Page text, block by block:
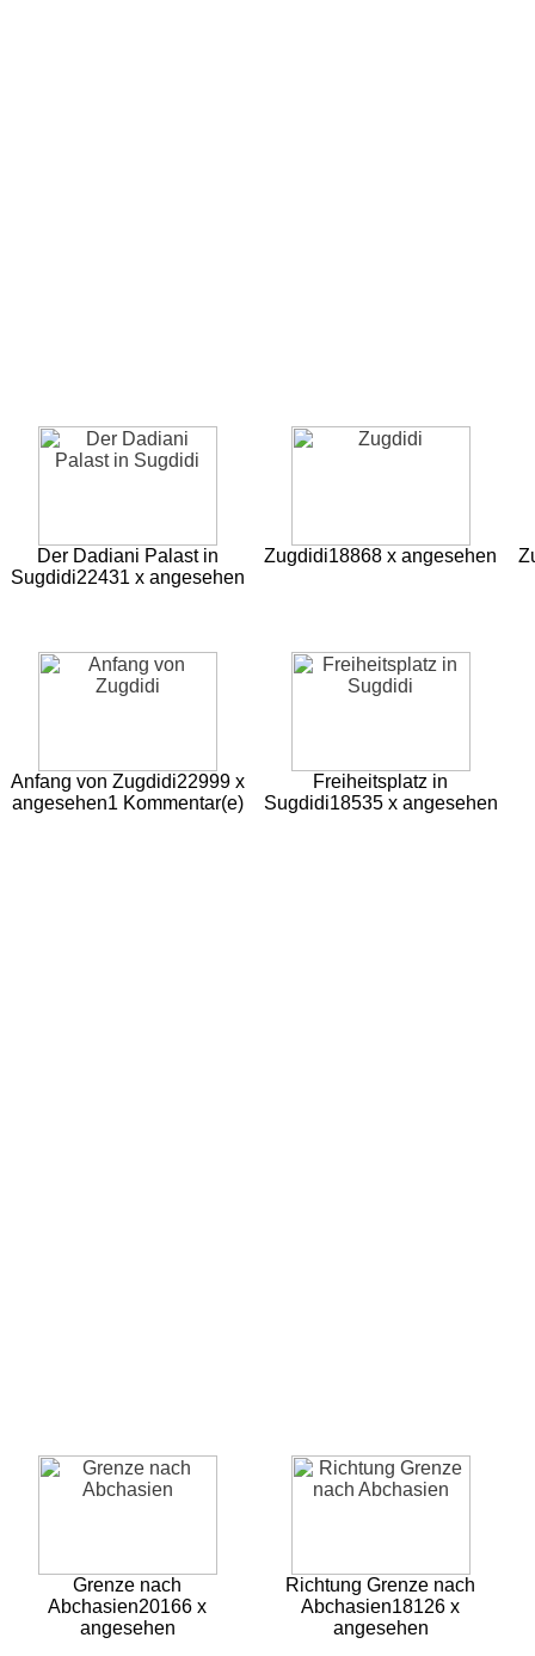
Der Dadiani Palast in
Sugdidi22431 x angesehen
Zugdidi18868 x angesehen
Anfang von Zugdidi22999 x
angesehen1 Kommentar(e)
Freiheitsplatz in
Sugdidi18535 x angesehen
Grenze nach
Abchasien20166 x
angesehen
Richtung Grenze nach
Abchasien18126 x
angesehen